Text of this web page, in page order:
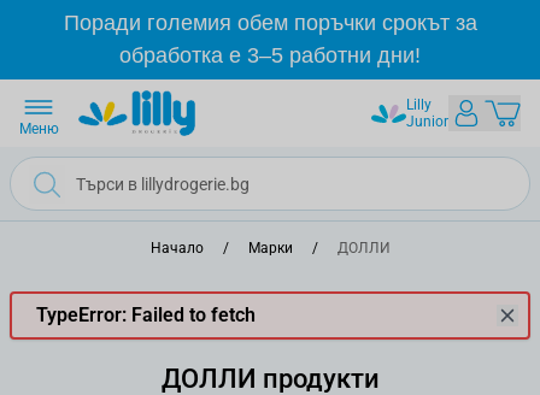
Прескачане към съдържанието
Поради големия обем поръчки срокът за
обработка е 3–5 работни дни!
Lilly
Junior
Меню
Начало / Марки / ДОЛЛИ
TypeError: Failed to fetch
ДОЛЛИ продукти